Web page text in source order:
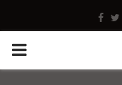
PRIMARY